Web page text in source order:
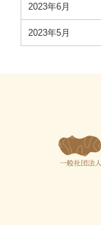
2023年6月
2023年5月